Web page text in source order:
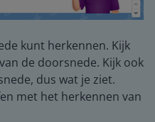
kunt herkennen. Kijk
de doorsnede. Kijk ook
dus wat je ziet.
met het herkennen van